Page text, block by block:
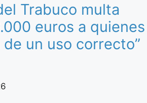
Trabuco multa
euros a quienes
de un uso correcto”